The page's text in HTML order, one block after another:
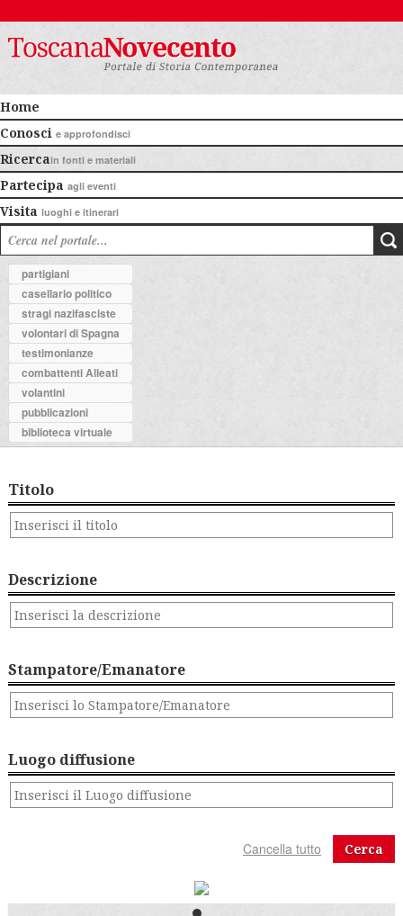
Home
Conosci e approfondisci
Ricercain fonti e materiali
Partecipa agli eventi
Visita luoghi e itinerari
partigiani
casellario politico
stragi nazifasciste
volontari di Spagna
testimonianze
combattenti Alleati
volantini
pubblicazioni
biblioteca virtuale
Titolo
Descrizione
Stampatore/Emanatore
Luogo diffusione
Cerca